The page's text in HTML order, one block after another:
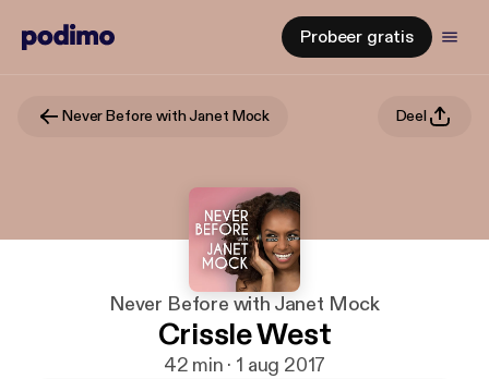
Probeer gratis
Never Before with Janet Mock Deel
Never Before with Janet Mock
Crissle West
42 min · 1 aug 2017